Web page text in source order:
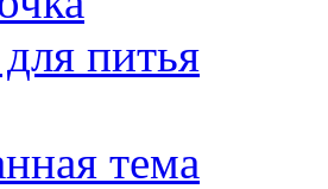
питья
тема